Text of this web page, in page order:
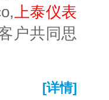
上泰仪表
户共同思
[详情]